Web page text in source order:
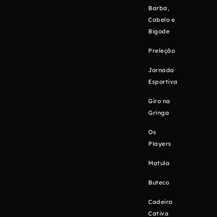
Barba,
Cabelo e
Bigode
Preleção
Jornada
Esportiva
Giro na
Gringa
Os
Players
Matula
Buteco
Cadeira
Cativa